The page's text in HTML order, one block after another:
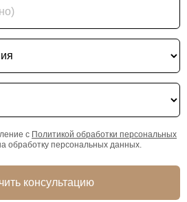
с Политикой обработки персональных
обработку персональных данных.
консультацию